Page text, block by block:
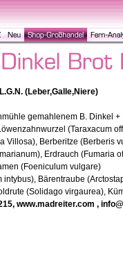
(Leber,Galle,Niere)
gemahlenem B. Dinkel
(Taraxacum
Villosa), Berberitze (Berberis
Erdrauch (Fumaria
(Foeniculum vulgare)
intybus), Bärentraube
(Solidago virgaurea),
www.madreiter.com ,